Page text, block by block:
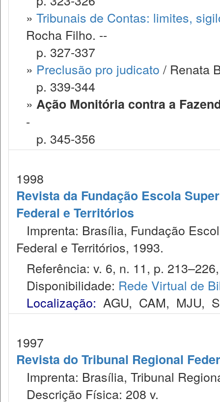
» Tribunais de Contas: limites,
Rocha Filho. --
p. 327-337
» Preclusão pro judicato / Renata
p. 339-344
» Ação Monitória contra a
-
p. 345-356
1998
Revista da Fundação Escola
Federal e Territórios
Imprenta: Brasília, Fundação
Federal e Territórios, 1993.
Referência: v. 6, n. 11, p.
Disponibilidade: Rede Virtual de
Localização: AGU, CAM, MJU,
1997
Revista do Tribunal Regional
Imprenta: Brasília, Tribunal
Descrição Física: 208 v.